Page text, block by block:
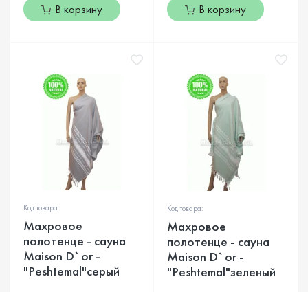
В корзину В корзину
Код товара:
Махровое
полотенце - сауна
Maison D`or -
"Peshtemal"серый
Код товара:
Махровое
полотенце - сауна
Maison D`or -
"Peshtemal"зеленый